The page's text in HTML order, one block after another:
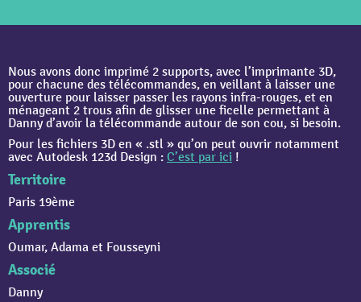
Nous avons donc imprimé 2 supports, avec l’imprimante 3D,
pour chacune des télécommandes, en veillant à laisser une
ouverture pour laisser passer les rayons infra-rouges, et en
ménageant 2 trous afin de glisser une ficelle permettant à
Danny d’avoir la télécommande autour de son cou, si besoin.
Pour les fichiers 3D en « .stl » qu’on peut ouvrir notamment
avec Autodesk 123d Design : C’est par ici !
Territoire
Paris 19ème
Apprentis
Oumar, Adama et Fousseyni
Associé
Danny